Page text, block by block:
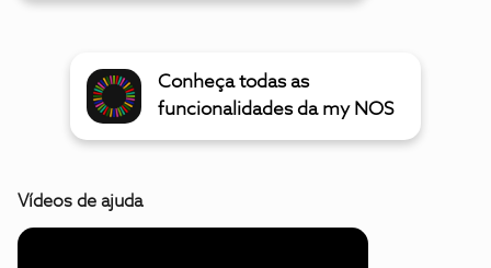
Conheça todas as
funcionalidades da my NOS
Vídeos de ajuda